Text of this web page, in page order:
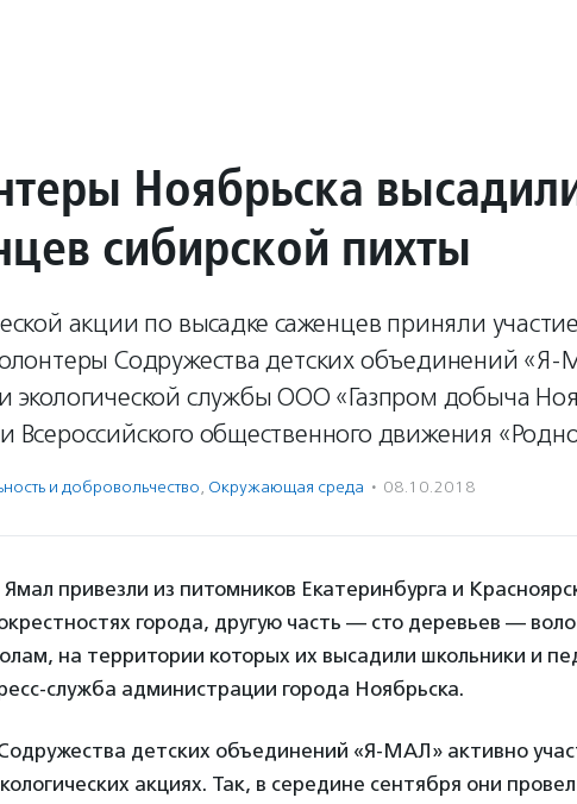
Ноябрьска
сибирской пихты
акции по высадке саженцев приняли
Содружества детских объединений
экологической службы ООО «Газпром добыча
Всероссийского общественного движения
и доброволь­чест­во, Окружающая среда · 08.10.2018
привезли из питомников Екатеринбурга и
города, другую часть — сто деревьев —
на территории которых их высадили школьники и
служба администрации города Ноябрьска.
детских объединений «Я-МАЛ» активно
акциях. Так, в середине сентября они